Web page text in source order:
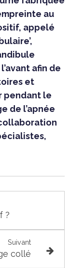
au
appelé
afin de
et
pendant le
de l’apnée
?
Suivant
collé